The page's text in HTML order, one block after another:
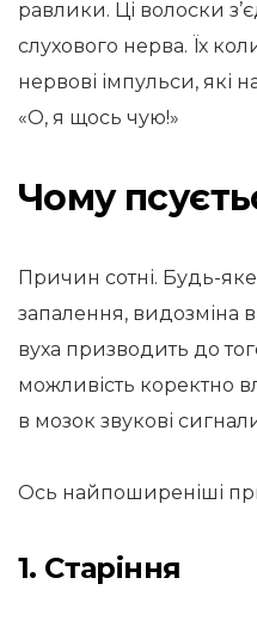
равлики. Ці волоски
слухового нерва. Їх
нервові імпульси, які
«О, я щось чую!»
Чому
Причин сотні. Будь-
запалення, видозміна
вуха призводить до
можливість коректно
в мозок звукові
Ось найпоширеніші
1. Старіння